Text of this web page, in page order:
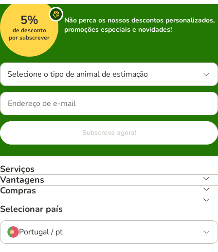
5%
de desconto
por subscrever
Não perca os nossos descontos personalizados,
promoções especiais e novidades!
Selecione o tipo de animal de estimação
Subscreva agora!
Serviços
Vantagens
Compras
Selecionar país
Portugal / pt